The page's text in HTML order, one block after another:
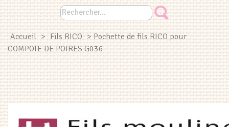
Accueil > Fils RICO > Pochette de fils RICO pour
COMPOTE DE POIRES G036